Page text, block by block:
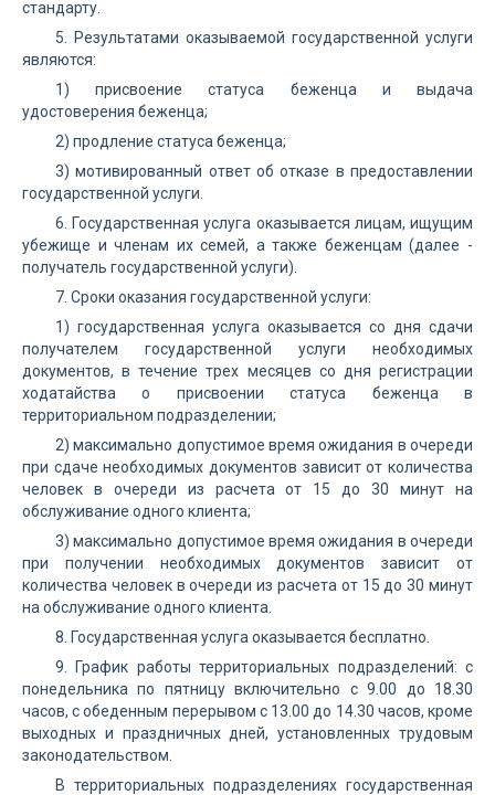
стандарту.
5. Результатами оказываемой государственной услуги
являются:
1) присвоение статуса беженца и выдача
удостоверения беженца;
2) продление статуса беженца;
3) мотивированный ответ об отказе в предоставлении
государственной услуги.
6. Государственная услуга оказывается лицам, ищущим
убежище и членам их семей, а также беженцам (далее -
получатель государственной услуги).
7. Сроки оказания государственной услуги:
1) государственная услуга оказывается со дня сдачи
получателем государственной услуги необходимых
документов, в течение трех месяцев со дня регистрации
ходатайства о присвоении статуса беженца в
территориальном подразделении;
2) максимально допустимое время ожидания в очереди
при сдаче необходимых документов зависит от количества
человек в очереди из расчета от 15 до 30 минут на
обслуживание одного клиента;
3) максимально допустимое время ожидания в очереди
при получении необходимых документов зависит от
количества человек в очереди из расчета от 15 до 30 минут
на обслуживание одного клиента.
8. Государственная услуга оказывается бесплатно.
9. График работы территориальных подразделений: с
понедельника по пятницу включительно с 9.00 до 18.30
часов, с обеденным перерывом с 13.00 до 14.30 часов, кроме
выходных и праздничных дней, установленных трудовым
законодательством.
В территориальных подразделениях государственная